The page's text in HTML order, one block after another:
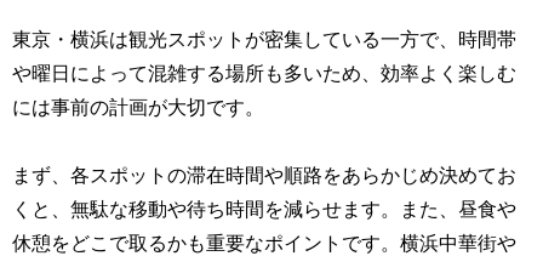
東京・横浜は観光スポットが密集している一方で、時間帯
や曜日によって混雑する場所も多いため、効率よく楽しむ
には事前の計画が大切です。
まず、各スポットの滞在時間や順路をあらかじめ決めてお
くと、無駄な移動や待ち時間を減らせます。また、昼食や
休憩をどこで取るかも重要なポイントです。横浜中華街や